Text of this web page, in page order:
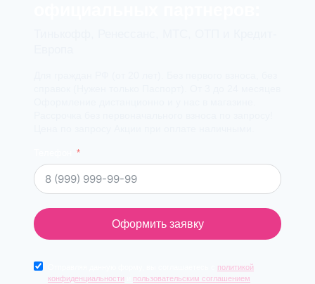
Оформить заявку
политикой
конфиденциальности
пользовательским соглашением